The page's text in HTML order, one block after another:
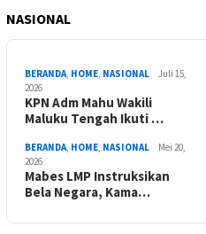
NASIONAL
BERANDA, HOME, NASIONAL
Juli 15,
2026
KPN Adm Mahu Wakili
Maluku Tengah Ikuti …
BERANDA, HOME, NASIONAL
Mei 20,
2026
Mabes LMP Instruksikan
Bela Negara, Kama…